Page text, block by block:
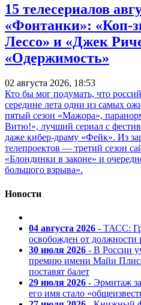
15 телесериалов
«Фонтанки»: «Коп-
Лессо» и «Джек
«Одержимость»
02 августа 2026, 18:53
Кто бы мог подумать, что
середине лета одни из самых
пятый сезон «Мажора»,
Витю!», лучший сериал с
даже кибер-драму «Фейк». Из
телепроектов — третий сезон
«Блондинки в законе» и
большого взрыва».
Новости
04 августа 2026 - ТАСС:
освобожден от
30 июля 2026 - В России
премию имени Майи
поставят балет
29 июля 2026 - Эрмитаж
его имя стало